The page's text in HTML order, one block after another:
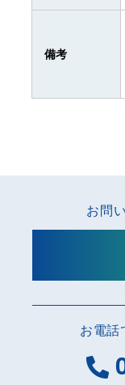
備考
お電話
お問